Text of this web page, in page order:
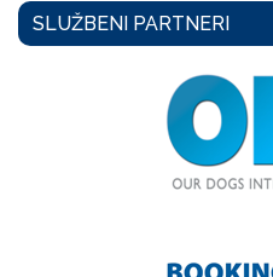
SLUŽBENI PARTNERI